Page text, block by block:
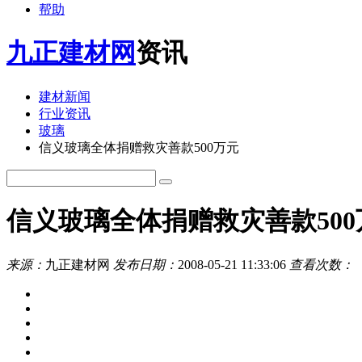
帮助
九正建材网资讯
建材新闻
行业资讯
玻璃
信义玻璃全体捐赠救灾善款500万元
信义玻璃全体捐赠救灾善款
来源： 九正建材网 发布日期： 2008-05-21 11:33:06 查看次数：